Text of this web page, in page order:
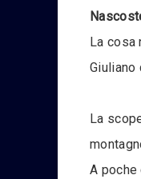
La cosa
Giuliano
La
A